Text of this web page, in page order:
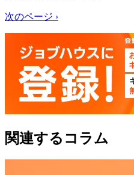
次のページ ›
関連するコラム